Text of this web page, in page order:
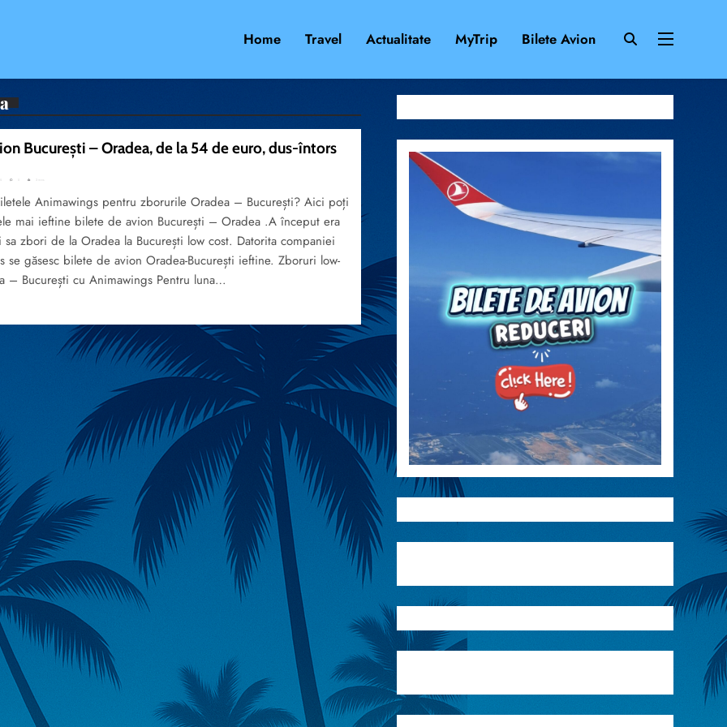
Home Travel Actualitate MyTrip Bilete Avion
București – Oradea, de la 54 de euro, dus-întors
Animawings pentru zborurile Oradea – București? Aici poți
mai ieftine bilete de avion București – Oradea .A început era
zbori de la Oradea la București low cost. Datorita companiei
se găsesc bilete de avion Oradea-București ieftine. Zboruri low-
– București cu Animawings Pentru luna…